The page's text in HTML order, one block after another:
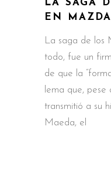
LA SAGA
EN MAZDA
La saga de los
todo, fue un
de que la
lema que, pese
transmitió a su
Maeda, el